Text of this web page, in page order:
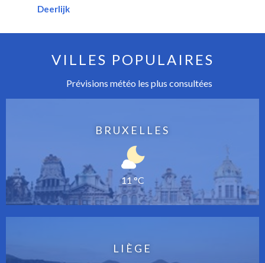
Deerlijk
VILLES POPULAIRES
Prévisions météo les plus consultées
BRUXELLES
11 °C
LIÈGE